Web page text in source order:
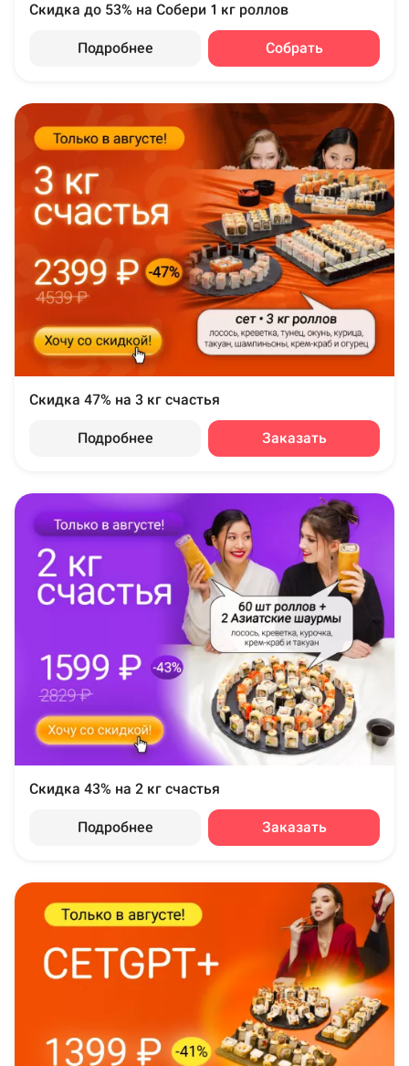
Скидка до 53% на Собери 1 кг роллов
Подробнее Собрать
Скидка 47% на 3 кг счастья
Подробнее Заказать
Скидка 43% на 2 кг счастья
Подробнее Заказать